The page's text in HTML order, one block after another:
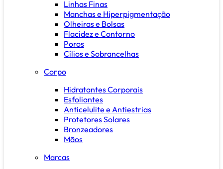
Linhas Finas
Manchas e Hiperpigmentação
Olheiras e Bolsas
Flacidez e Contorno
Poros
Cílios e Sobrancelhas
Corpo
Hidratantes Corporais
Esfoliantes
Anticelulite e Antiestrias
Protetores Solares
Bronzeadores
Mãos
Marcas